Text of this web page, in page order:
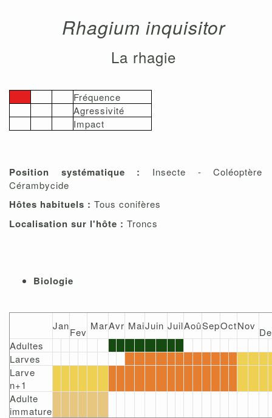
Rhagium inquisitor
La rhagie
Fréquence
Agressivité
Impact
Position systématique :
Insecte - Coléoptère
Cérambycide
Hôtes habituels : Tous conifères
Localisation sur l'hôte : Troncs
Biologie
Jan
Fev
MarAvr MaiJuin JuilAoûSepOctNov
Adultes
Larves
Larve
n+1
Adulte
immature